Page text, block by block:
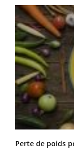
Perte de poids